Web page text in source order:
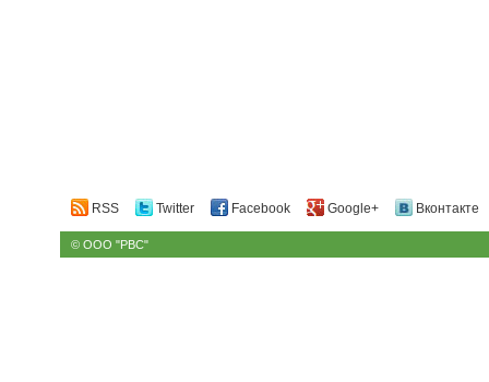
RSS Twitter Facebook Google+ Вконтакте
© ООО "РВС"